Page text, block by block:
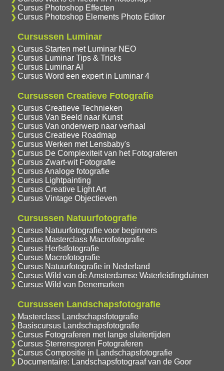
Cursus Photoshop Effecten
Cursus Photoshop Elements Photo Editor
Cursussen Luminar
Cursus Starten met Luminar NEO
Cursus Luminar Tips & Tricks
Cursus Luminar AI
Cursus Word een expert in Luminar 4
Cursussen Creatieve Fotografie
Cursus Creatieve Technieken
Cursus Van Beeld naar Kunst
Cursus Van onderwerp naar verhaal
Cursus Creatieve Roadmap
Cursus Werken met Lensbaby's
Cursus De Complexiteit van het Fotograferen
Cursus Zwart-wit Fotografie
Cursus Analoge fotografie
Cursus Lightpainting
Cursus Creative Light Art
Cursus Vintage Objectieven
Cursussen Natuurfotografie
Cursus Natuurfotografie voor beginners
Cursus Masterclass Macrofotografie
Cursus Herfstfotografie
Cursus Macrofotografie
Cursus Natuurfotografie in Nederland
Cursus Wild van de Amsterdamse Waterleidingduinen
Cursus Wild van Denemarken
Cursussen Landschapsfotografie
Masterclass Landschapsfotografie
Basiscursus Landschapsfotografie
Cursus Fotograferen met lange sluitertijden
Cursus Sterrensporen Fotograferen
Cursus Compositie in Landschapsfotografie
Documentaire: Landschapsfotograaf van de Goor